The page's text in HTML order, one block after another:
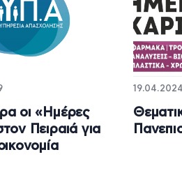
οι «Ημέρες
Πειραιά για